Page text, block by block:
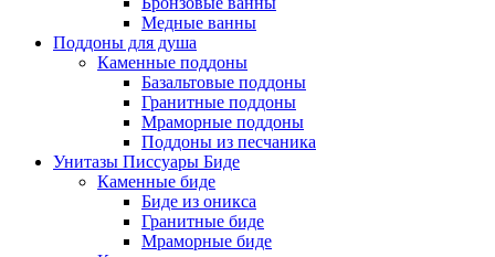
Медные ванны
Поддоны для душа
Каменные поддоны
Базальтовые поддоны
Гранитные поддоны
Мраморные поддоны
Поддоны из песчаника
Унитазы Писсуары Биде
Каменные биде
Биде из оникса
Гранитные биде
Мраморные биде